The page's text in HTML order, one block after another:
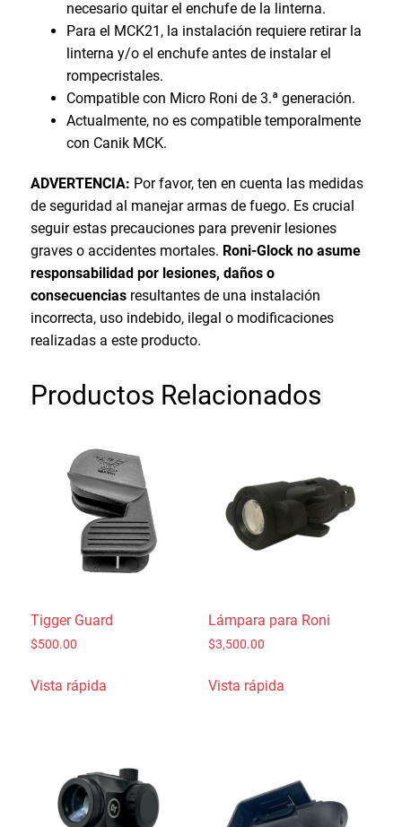
necesario quitar el enchufe de la linterna.
Para el MCK21, la instalación requiere retirar la
linterna y/o el enchufe antes de instalar el
rompecristales.
Compatible con Micro Roni de 3.ª generación.
Actualmente, no es compatible temporalmente
con Canik MCK.
ADVERTENCIA: Por favor, ten en cuenta las medidas
de seguridad al manejar armas de fuego. Es crucial
seguir estas precauciones para prevenir lesiones
graves o accidentes mortales. Roni-Glock no asume
responsabilidad por lesiones, daños o
consecuencias resultantes de una instalación
incorrecta, uso indebido, ilegal o modificaciones
realizadas a este producto.
Productos Relacionados
Tigger Guard
$500.00
Vista rápida
Lámpara para Roni
$3,500.00
Vista rápida